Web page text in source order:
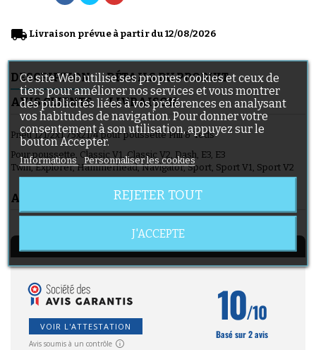
local_shipping Livraison prévue à partir du 12/08/2026
DESCRIPTION
DÉTAILS DU PRODUIT
AVIS CLIENTS
LIVRAISON
Pneu 121/2x1.75x21/4 pour poussette Phil & Teds
Pour poussette, Classic V1, Classic V2, Dash, E3, E3
Twin, Explorer, Hammerhead, Navigator, Sport, Sport V1, Sport V2
AVIS CLIENTS
VOIR L'ATTESTATION
Avis soumis à un contrôle
10/10
Basé sur 2 avis
Ce site Web utilise ses propres cookies et ceux de
tiers pour améliorer nos services et vous montrer
des publicités liées à vos préférences en analysant
vos habitudes de navigation. Pour donner votre
consentement à son utilisation, appuyez sur le
bouton Accepter.
Informations Personnaliser les cookies
REJETER TOUT
J'ACCEPTE